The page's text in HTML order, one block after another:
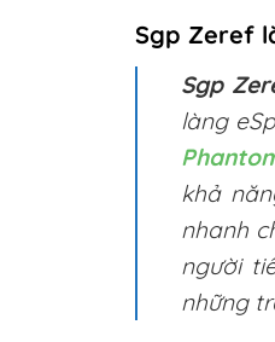
Sgp Zeref
Sgp
làng
khả
nhanh
người
những